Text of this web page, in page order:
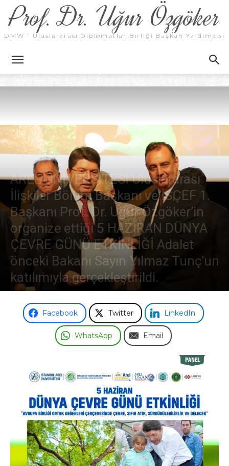
Prof. Dr. Uğur Özgöker
DMW - Uluslararası Diplomatlar Birliği Başkan Yardımcısı
AREL ÜNİVERSİTESİ Uluslararası
İlişkiler Bölüm Başkanı ve İSÇEF 1.
Başkanı Prof. Dr. Uğur Özgöker’in
organize ettiği 5 HAZİRAN DÜNYA
ÇEVRE GÜNÜ ETKİNLİĞİ Adalet
önceki Bakanı Sayın Yılmaz Tunç’un
katılımıyla gerçekleştirildi.
Facebook Twitter LinkedIn
WhatsApp Email